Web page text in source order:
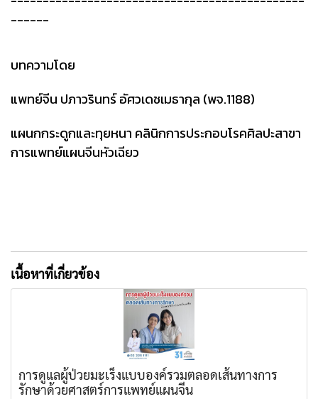
------
บทความโดย
แพทย์จีน ปภาวรินทร์ อัศวเดชเมธากุล (พจ.1188)
แผนกกระดูกและทุยหนา คลินิกการประกอบโรคศิลปะสาขา
การแพทย์แผนจีนหัวเฉียว
เนื้อหาที่เกี่ยวข้อง
การดูแลผู้ป่วยมะเร็งแบบองค์รวมตลอดเส้นทางการ
รักษาด้วยศาสตร์การแพทย์แผนจีน